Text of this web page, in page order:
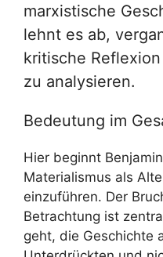
marxistische
lehnt es ab,
kritische
zu analysieren.
Bedeutung im
Hier beginnt
Materialismus als
einzuführen. Der
Betrachtung ist
geht, die Geschichte